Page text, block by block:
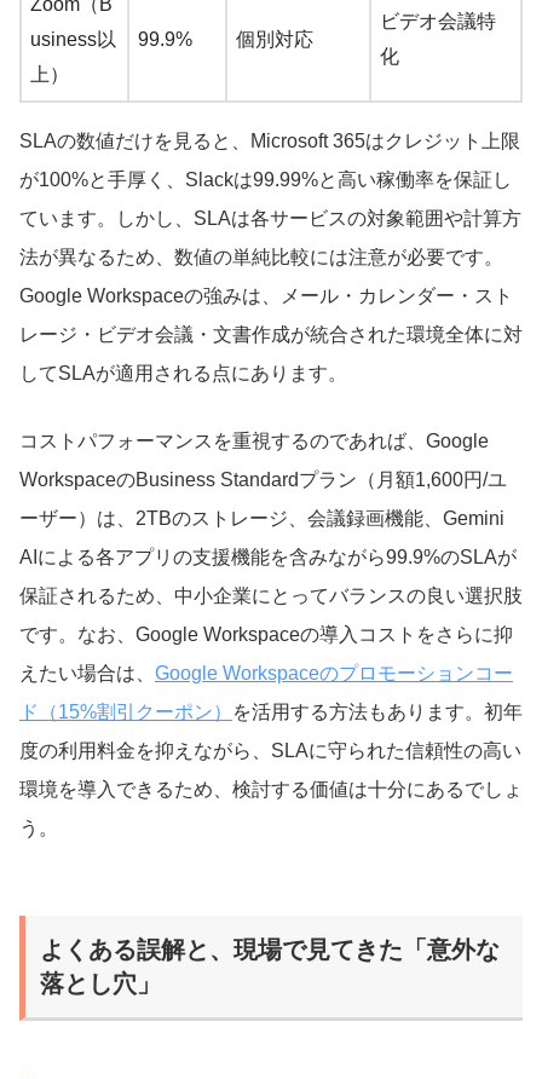
Zoom（B
usiness以
上）
99.9% 個別対応
ビデオ会議特
化
SLAの数値だけを見ると、Microsoft 365はクレジット上限
が100%と手厚く、Slackは99.99%と高い稼働率を保証し
ています。しかし、SLAは各サービスの対象範囲や計算方
法が異なるため、数値の単純比較には注意が必要です。
Google Workspaceの強みは、メール・カレンダー・スト
レージ・ビデオ会議・文書作成が統合された環境全体に対
してSLAが適用される点にあります。
コストパフォーマンスを重視するのであれば、Google
WorkspaceのBusiness Standardプラン（月額1,600円/ユ
ーザー）は、2TBのストレージ、会議録画機能、Gemini
AIによる各アプリの支援機能を含みながら99.9%のSLAが
保証されるため、中小企業にとってバランスの良い選択肢
です。なお、Google Workspaceの導入コストをさらに抑
えたい場合は、 Google Workspaceのプロモーションコー
ド（15%割引クーポン）
を活用する方法もあります。初年
度の利用料金を抑えながら、SLAに守られた信頼性の高い
環境を導入できるため、検討する価値は十分にあるでしょ
う。
よくある誤解と、現場で見てきた「意外な
落とし穴」